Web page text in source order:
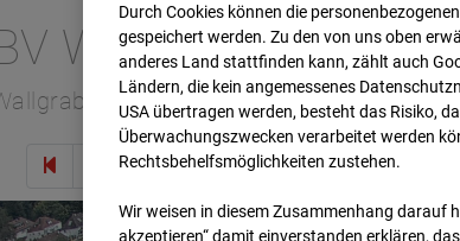
W2 Campus BT 1-
99, 70565 Stuttgart
Zur Übersicht
Durch Cookies können die
gespeichert werden. Zu den von uns oben
anderes Land stattfinden kann, zählt auch
Ländern, die kein angemessenes
USA übertragen werden, besteht das Risiko,
Überwachungszwecken verarbeitet werden
Rechtsbehelfsmöglichkeiten zustehen.
Wir weisen in diesem Zusammenhang darauf
akzeptieren“ damit ein­ver­standen erklären,